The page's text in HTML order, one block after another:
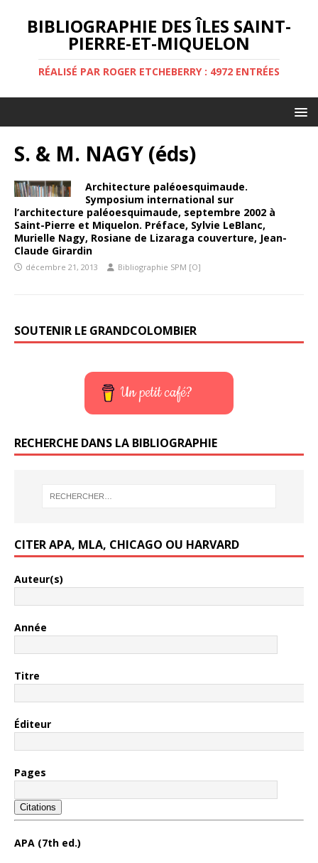
BIBLIOGRAPHIE DES ÎLES SAINT-
PIERRE-ET-MIQUELON
RÉALISÉ PAR ROGER ETCHEBERRY : 4972 ENTRÉES
S. & M. NAGY (éds)
Architecture paléoesquimaude.
Symposium international sur
l’architecture paléoesquimaude, septembre 2002 à
Saint-Pierre et Miquelon. Préface, Sylvie LeBlanc,
Murielle Nagy, Rosiane de Lizaraga couverture, Jean-
Claude Girardin
décembre 21, 2013 Bibliographie SPM [O]
SOUTENIR LE GRANDCOLOMBIER
Un petit café?
RECHERCHE DANS LA BIBLIOGRAPHIE
CITER APA, MLA, CHICAGO OU HARVARD
Auteur(s)
Année
Titre
Éditeur
Pages
Citations
APA (7th ed.)